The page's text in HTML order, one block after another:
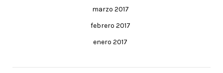
marzo 2017
febrero 2017
enero 2017